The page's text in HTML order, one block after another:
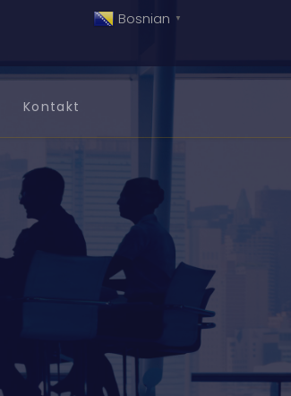
Bosnian ▼
Kontakt